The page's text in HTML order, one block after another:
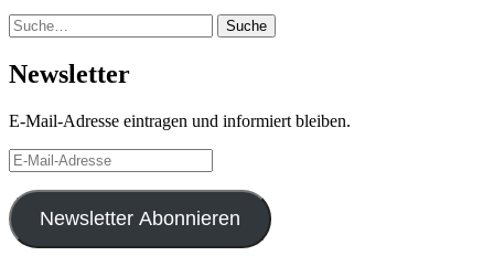
Suche Suche
Newsletter
E-Mail-Adresse eintragen und informiert bleiben.
E-
Mail-
Adresse
Newsletter Abonnieren